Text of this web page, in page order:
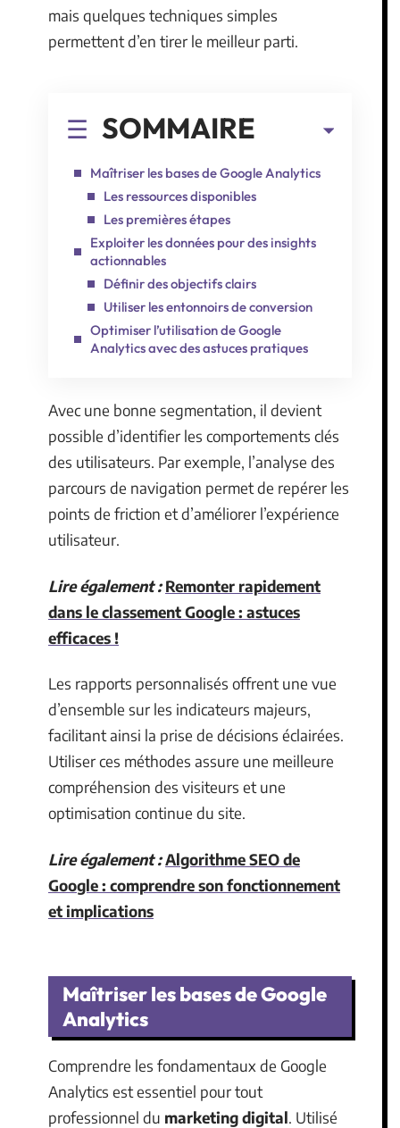
mais quelques techniques simples
permettent d’en tirer le meilleur parti.
SOMMAIRE
Maîtriser les bases de Google Analytics
Les ressources disponibles
Les premières étapes
Exploiter les données pour des insights
actionnables
Définir des objectifs clairs
Utiliser les entonnoirs de conversion
Optimiser l’utilisation de Google
Analytics avec des astuces pratiques
Avec une bonne segmentation, il devient
possible d’identifier les comportements clés
des utilisateurs. Par exemple, l’analyse des
parcours de navigation permet de repérer les
points de friction et d’améliorer l’expérience
utilisateur.
Lire également : Remonter rapidement
dans le classement Google : astuces
efficaces !
Les rapports personnalisés offrent une vue
d’ensemble sur les indicateurs majeurs,
facilitant ainsi la prise de décisions éclairées.
Utiliser ces méthodes assure une meilleure
compréhension des visiteurs et une
optimisation continue du site.
Lire également :Algorithme SEO de
Google : comprendre son fonctionnement
et implications
Maîtriser les bases de Google
Analytics
Comprendre les fondamentaux de Google
Analytics est essentiel pour tout
professionnel du marketing digital. Utilisé